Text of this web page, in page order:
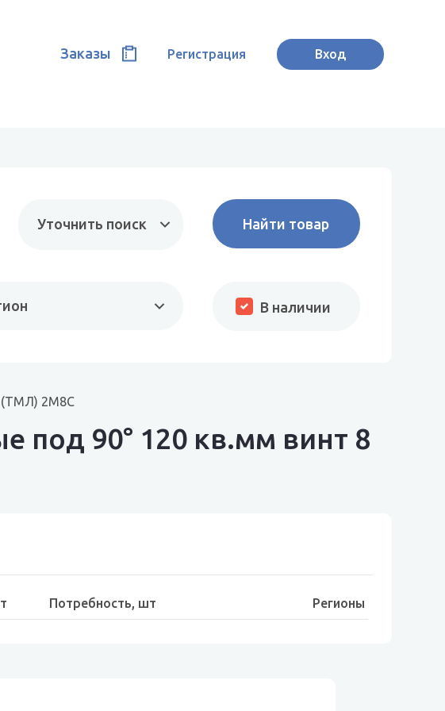
Заказы Регистрация Вход
Уточнить поиск
В наличии
(ТМЛ) 2M8C
под 90° 120 кв.мм винт 8
Потребность, шт Регионы